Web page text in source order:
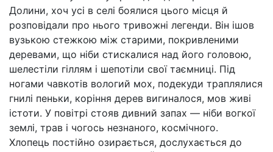
Долини, хоч усі в селі боялися цього місця й
розповідали про нього тривожні легенди. Він ішов
вузькою стежкою між старими, покривленими
деревами, що ніби стискалися над його головою,
шелестіли гіллям і шепотіли свої таємниці. Під
ногами чавкотів вологий мох, подекуди траплялися
гнилі пеньки, коріння дерев вигиналося, мов живі
істоти. У повітрі стояв дивний запах — ніби вогкої
землі, трав і чогось незнаного, космічного.
Хлопець постійно озирається, дослухається до